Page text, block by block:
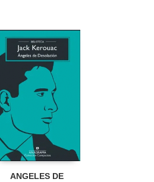
ANGELES DE